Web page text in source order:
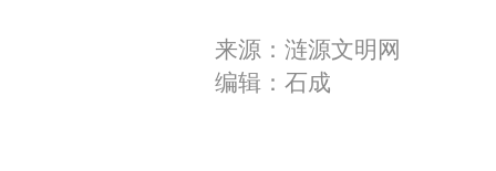
来源：涟源文明网
编辑：石成